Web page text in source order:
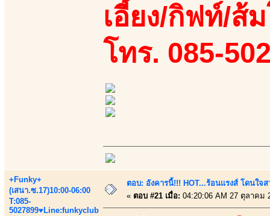
เอี้ยง/กิฟท์/ส้
โทร. 085-
+Funky+
(เสนา.ซ.17)10:00-06:00
T:085-
5027899♥Line:funkyclub
ตอบ: อังคารนี้!!! HOT...ร้อนแรงส์ โดนใจ
« ตอบ #21 เมื่อ: 04:20:06 AM 27 ตุลาคม